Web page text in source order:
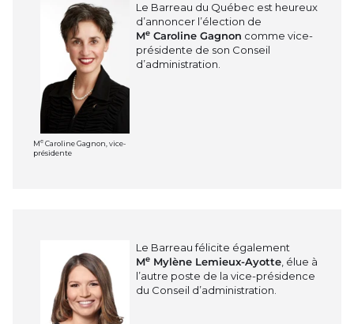
Me Caroline Gagnon, vice-
présidente
Le Barreau du Québec est heureux
d’annoncer l’élection de
MeCaroline Gagnon comme vice-
présidente de son Conseil
d’administration.
Le Barreau félicite également
Me Mylène Lemieux-Ayotte , élue à
l’autre poste de la vice-présidence
du Conseil d’administration.